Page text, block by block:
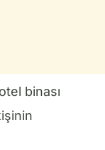
binası